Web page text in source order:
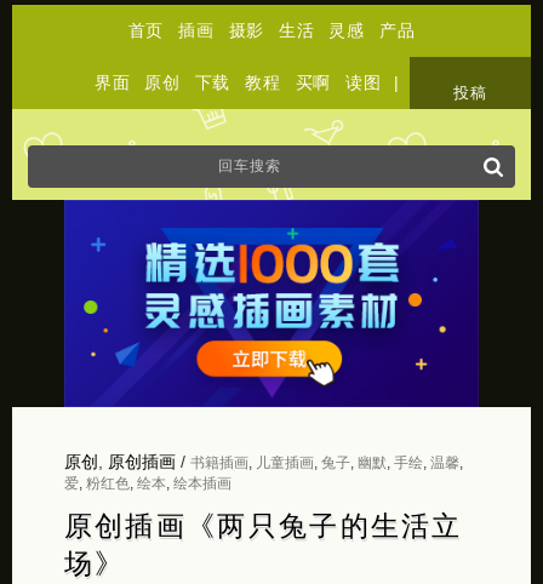
首页 插画 摄影 生活 灵感 产品
界面 原创 下载 教程 买啊 读图 |
投稿
原创 原创插画/ 书籍插画, 儿童插画, 兔子, 幽默 手绘, 温馨
爱, 粉红色, 绘本, 绘本插画
原创插画《两只兔子的生活立
场》